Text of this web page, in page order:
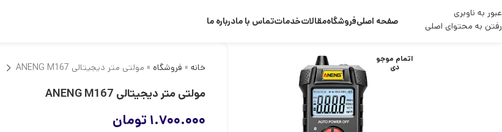
عبور به ناوبری
رفتن به محتوای اصلی
صفحه اصلیفروشگاهمقالاتخدماتتماس با مادرباره ما
اتمام موجو
دی
خانه » فروشگاه » مولتی متر دیجیتالی ANENG M167
مولتی متر دیجیتالی ANENG M167
۱.۷۰۰.۰۰۰ تومان